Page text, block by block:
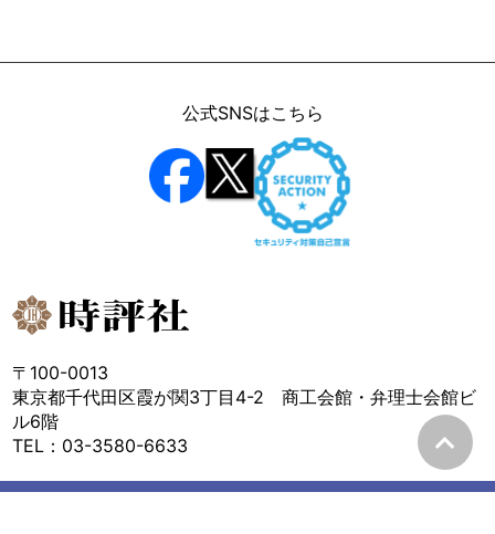
公式SNSはこちら
〒100-0013
東京都千代田区霞が関3丁目4-2 商工会館・弁理士会館ビ
ル6階
TEL：03-3580-6633